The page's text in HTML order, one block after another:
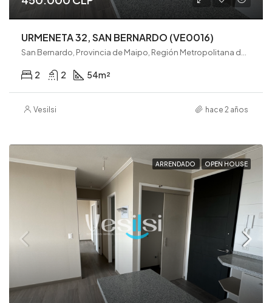
URMENETA 32, SAN BERNARDO (VE0016)
2 2 54m²
Vesilsi hace 2 años
ARRENDADO OPEN HOUSE